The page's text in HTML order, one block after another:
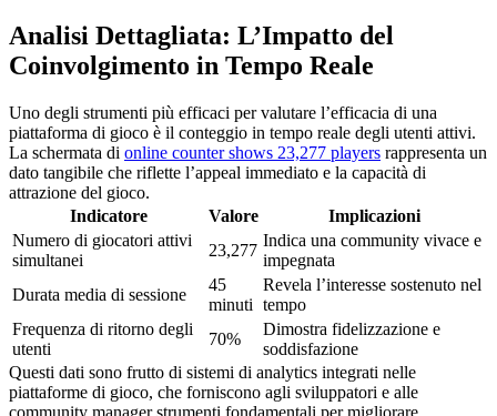
Analisi Dettagliata: L’Impatto del
Coinvolgimento in Tempo Reale
Uno degli strumenti più efficaci per valutare l’efficacia di una
piattaforma di gioco è il conteggio in tempo reale degli utenti attivi.
La schermata di online counter shows 23,277 players rappresenta un
dato tangibile che riflette l’appeal immediato e la capacità di
attrazione del gioco.
Indicatore
Valore
Implicazioni
Numero di giocatori attivi
simultanei
23,277
Indica una community vivace e
impegnata
Durata media di sessione
45
minuti
Revela l’interesse sostenuto nel
tempo
Frequenza di ritorno degli
utenti
70%
Dimostra fidelizzazione e
soddisfazione
Questi dati sono frutto di sistemi di analytics integrati nelle
piattaforme di gioco, che forniscono agli sviluppatori e alle